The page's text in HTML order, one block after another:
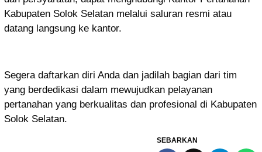
Kabupaten Solok Selatan melalui saluran resmi atau
datang langsung ke kantor.
Segera daftarkan diri Anda dan jadilah bagian dari tim
yang berdedikasi dalam mewujudkan pelayanan
pertanahan yang berkualitas dan profesional di Kabupaten
Solok Selatan.
SEBARKAN